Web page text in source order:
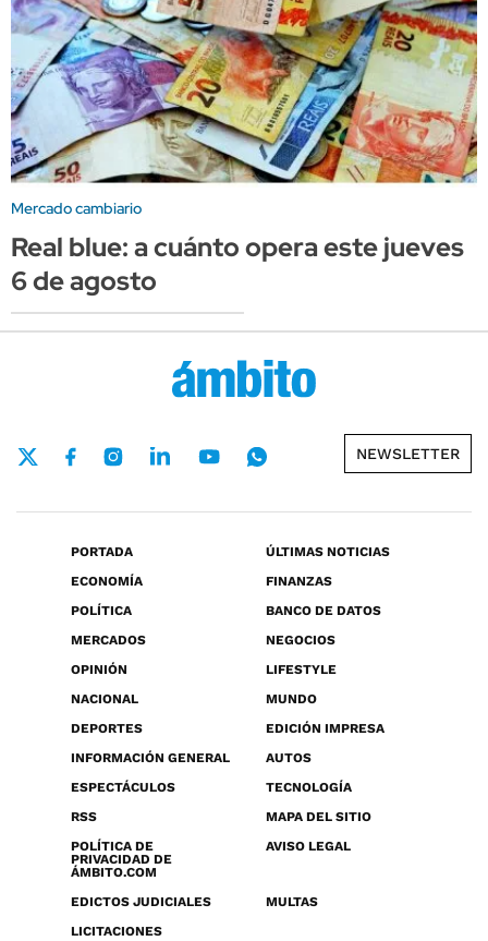
Mercado cambiario
Real blue: a cuánto opera este jueves
6 de agosto
NEWSLETTER
PORTADA
ÚLTIMAS NOTICIAS
ECONOMÍA
FINANZAS
POLÍTICA
BANCO DE DATOS
MERCADOS
NEGOCIOS
OPINIÓN
LIFESTYLE
NACIONAL
MUNDO
DEPORTES
EDICIÓN IMPRESA
INFORMACIÓN GENERAL
AUTOS
ESPECTÁCULOS
TECNOLOGÍA
RSS
MAPA DEL SITIO
POLÍTICA DE
PRIVACIDAD DE
ÁMBITO.COM
AVISO LEGAL
EDICTOS JUDICIALES
MULTAS
LICITACIONES